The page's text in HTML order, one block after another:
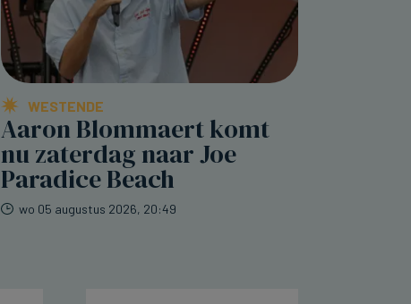
WESTENDE
Aaron Blommaert komt
nu zaterdag naar Joe
Paradice Beach
wo 05 augustus 2026, 20:49